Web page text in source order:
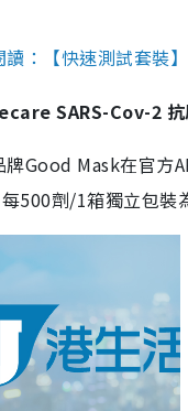
讀：【快速測試套裝
SARS-Cov-2 抗
牌Good Mask在官方
500劑/1箱獨立包裝